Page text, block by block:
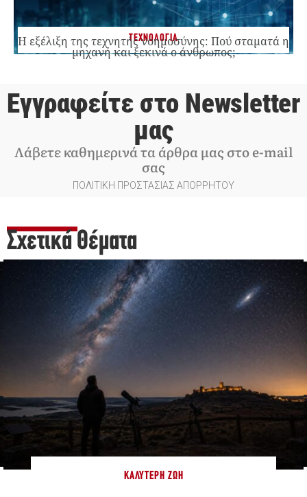
ΤΕΧΝΟΛΟΓΙΑ
Η εξέλιξη της τεχνητής νοημοσύνης: Πού σταματά η
μηχανή και ξεκινά ο άνθρωπος;
Εγγραφείτε στο Newsletter
μας
Λάβετε καθημερινά τα άρθρα μας στο e-mail
σας
ΠΟΛΙΤΙΚΗ ΠΡΟΣΤΑΣΙΑΣ ΑΠΟΡΡΗΤΟΥ
Σχετικά Θέματα
ΚΑΛΎΤΕΡΗ ΖΩΉ